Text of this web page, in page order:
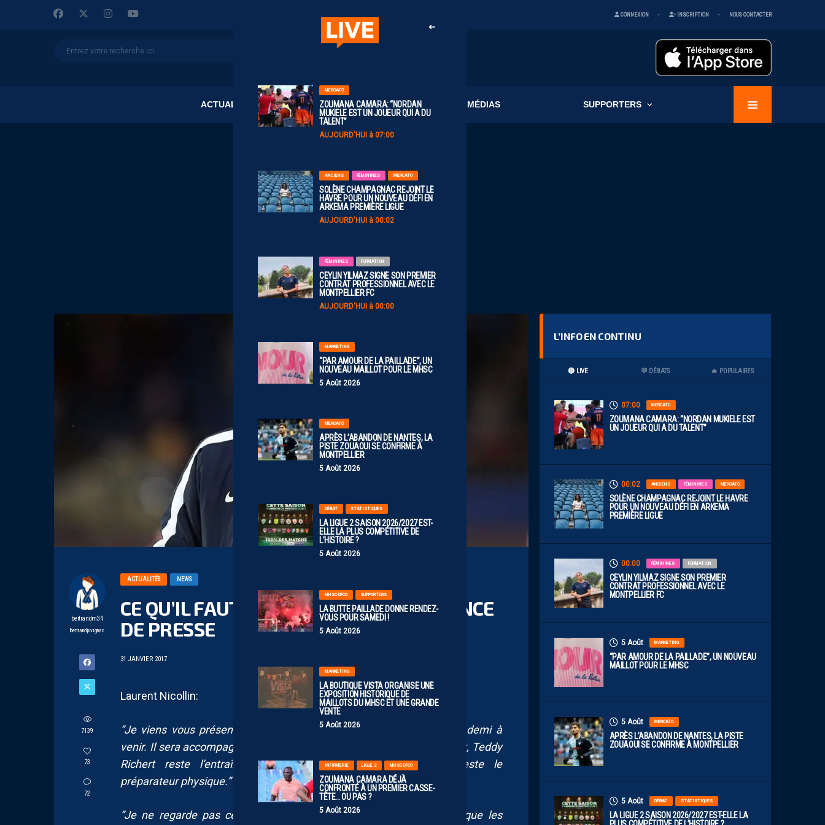
CONNEXION INSCRIPTION NOUS CONTACTER
ACTUALITÉS CLUB MÉDIAS SUPPORTERS
MERCATO
ZOUMANA CAMARA: “NORDAN
MUKIELE EST UN JOUEUR QUI A DU
TALENT”
AUJOURD'HUI à 07:00
ANCIENS FÉMININES MERCATO
SOLÈNE CHAMPAGNAC REJOINT LE
HAVRE POUR UN NOUVEAU DÉFI EN
ARKEMA PREMIÈRE LIGUE
AUJOURD'HUI à 00:02
FÉMININES FORMATION
CEYLIN YILMAZ SIGNE SON PREMIER
CONTRAT PROFESSIONNEL AVEC LE
MONTPELLIER FC
AUJOURD'HUI à 00:00
MARKETING
“PAR AMOUR DE LA PAILLADE”, UN
NOUVEAU MAILLOT POUR LE MHSC
5 Août 2026
MERCATO
APRÈS L’ABANDON DE NANTES, LA
PISTE ZOUAOUI SE CONFIRME À
MONTPELLIER
5 Août 2026
DÉBAT STATISTIQUES
LA LIGUE 2 SAISON 2026/2027 EST-
ELLE LA PLUS COMPÉTITIVE DE
L’HISTOIRE ?
5 Août 2026
MHSC-DFCO SUPPORTERS
LA BUTTE PAILLADE DONNE RENDEZ-
VOUS POUR SAMEDI !
5 Août 2026
MARKETING
LA BOUTIQUE VISTA ORGANISE UNE
EXPOSITION HISTORIQUE DE
MAILLOTS DU MHSC ET UNE GRANDE
VENTE
5 Août 2026
INFIRMERIE LIGUE 2 MHSC-DFCO
ZOUMANA CAMARA DÉJÀ
CONFRONTÉ À UN PREMIER CASSE-
TÊTE… OU PAS ?
5 Août 2026
bertrandm34
bertrandjuvignac
7139
73
72
ACTUALITÉS NEWS
CE QU’IL FAUT RETENIR DE LA CONFÉRENCE
DE PRESSE
31 JANVIER 2017
Laurent Nicollin:
“Je viens vous présenter le nouvel entraîneur pour les deux ans et demi à
venir. Il sera accompagné de Ghislain Printant. Pascal Baills est adjoint, Teddy
Richert reste l’entraîneur des gardiens, Stéphane Paganelli reste le
préparateur physique.”
“Je ne regarde pas ce qu’il s’est passé en janvier. Je ne regarde que les
L’INFO EN CONTINU
🔴 LIVE 💬 DÉBATS 🔥 POPULAIRES
07:00 MERCATO
ZOUMANA CAMARA: “NORDAN MUKIELE EST
UN JOUEUR QUI A DU TALENT”
00:02 ANCIENS FÉMININES MERCATO
SOLÈNE CHAMPAGNAC REJOINT LE HAVRE
POUR UN NOUVEAU DÉFI EN ARKEMA
PREMIÈRE LIGUE
00:00 FÉMININES FORMATION
CEYLIN YILMAZ SIGNE SON PREMIER
CONTRAT PROFESSIONNEL AVEC LE
MONTPELLIER FC
5 Août MARKETING
“PAR AMOUR DE LA PAILLADE”, UN NOUVEAU
MAILLOT POUR LE MHSC
5 Août MERCATO
APRÈS L’ABANDON DE NANTES, LA PISTE
ZOUAOUI SE CONFIRME À MONTPELLIER
5 Août DÉBAT STATISTIQUES
LA LIGUE 2 SAISON 2026/2027 EST-ELLE LA